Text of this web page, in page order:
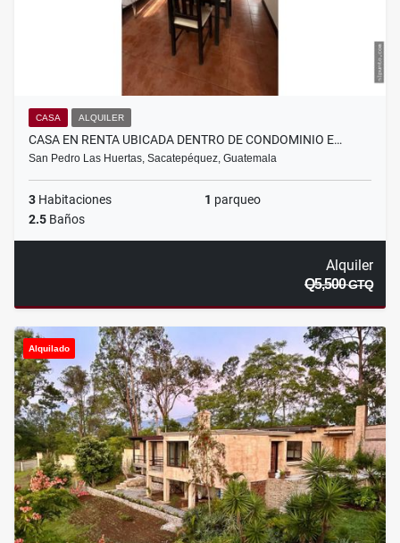
CASA ALQUILER
CASA EN RENTA UBICADA DENTRO DE CONDOMINIO E…
San Pedro Las Huertas, Sacatepéquez, Guatemala
3 Habitaciones 1 parqueo
2.5 Baños
Alquiler
Q5,500GTQ
Alquilado